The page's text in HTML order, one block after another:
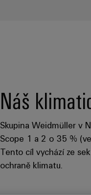
Náš
Skupina Weidmüller v
Scope 1 a 2 o 35 %
Tento cíl vychází ze
ochraně klimatu.